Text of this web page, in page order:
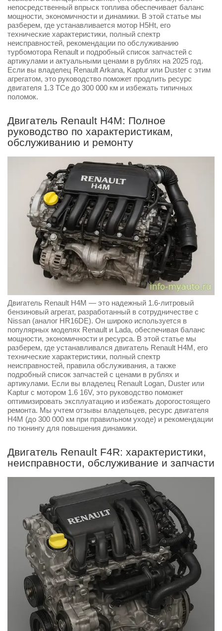
непосредственный впрыск топлива обеспечивает баланс
мощности, экономичности и динамики. В этой статье мы
разберем, где устанавливается мотор H5Ht, его
технические характеристики, полный спектр
неисправностей, рекомендации по обслуживанию
турбомотора Renault и подробный список запчастей с
артикулами и актуальными ценами в рублях на 2025 год.
Если вы владелец Renault Arkana, Kaptur или Duster с этим
агрегатом, это руководство поможет продлить ресурс
двигателя 1.3 TCe до 300 000 км и избежать типичных
поломок.
Двигатель Renault H4M: Полное
руководство по характеристикам,
обслуживанию и ремонту
Двигатель Renault H4M — это надежный 1.6-литровый
бензиновый агрегат, разработанный в сотрудничестве с
Nissan (аналог HR16DE). Он широко используется в
популярных моделях Renault и Lada, обеспечивая баланс
мощности, экономичности и ресурса. В этой статье мы
разберем, где устанавливался двигатель Renault H4M, его
технические характеристики, полный спектр
неисправностей, правила обслуживания, а также
подробный список запчастей с ценами в рублях и
артикулами. Если вы владелец Renault Logan, Duster или
Kaptur с мотором 1.6 16V, это руководство поможет
оптимизировать эксплуатацию и избежать дорогостоящего
ремонта. Мы учтем отзывы владельцев, ресурс двигателя
H4M (до 300 000 км при правильном уходе) и рекомендации
по тюнингу для повышения динамики.
Двигатель Renault F4R: характеристики,
неисправности, обслуживание и запчасти